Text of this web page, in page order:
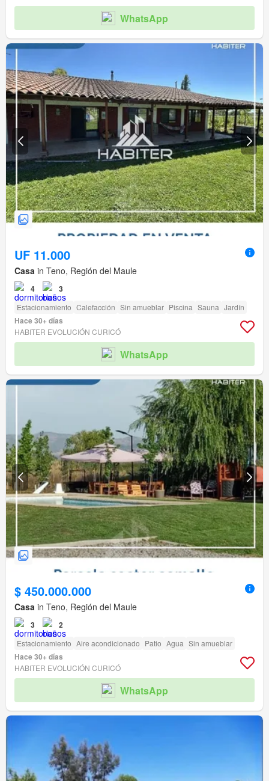
WhatsApp
UF 11.000
Casa in Teno, Región del Maule
4 3
Estacionamiento Calefacción Sin amueblar Piscina Sauna Jardín
Hace 30+ días
HABITER EVOLUCIÓN CURICÓ
WhatsApp
$ 450.000.000
Casa in Teno, Región del Maule
3 2
Estacionamiento Aire acondicionado Patio Agua Sin amueblar
Hace 30+ días
HABITER EVOLUCIÓN CURICÓ
WhatsApp